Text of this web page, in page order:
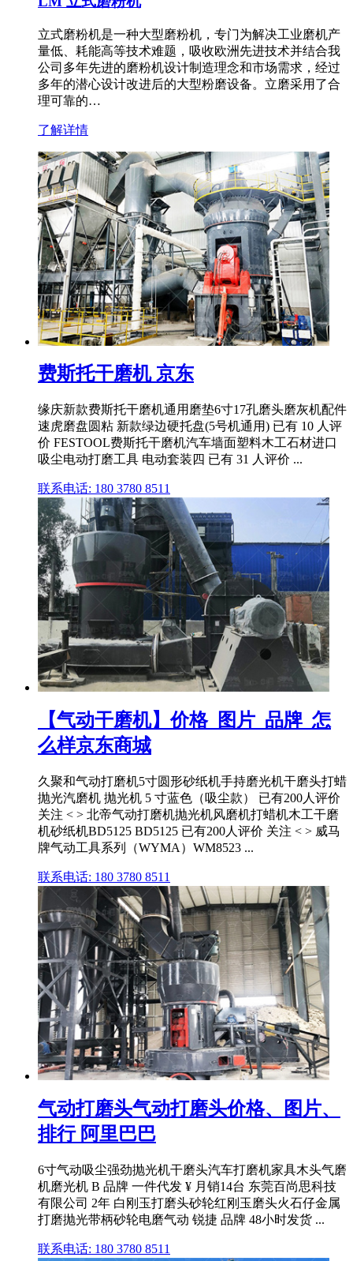
立式磨粉机是一种大型磨粉机，专门为解决工业磨机产
量低、耗能高等技术难题，吸收欧洲先进技术并结合我
公司多年先进的磨粉机设计制造理念和市场需求，经过
多年的潜心设计改进后的大型粉磨设备。立磨采用了合
理可靠的…
了解详情
费斯托干磨机 京东
缘庆新款费斯托干磨机通用磨垫6寸17孔磨头磨灰机配件
速虎磨盘圆粘 新款绿边硬托盘(5号机通用) 已有 10 人评
价 FESTOOL费斯托干磨机汽车墙面塑料木工石材进口
吸尘电动打磨工具 电动套装四 已有 31 人评价 ...
联系电话: 180 3780 8511
【气动干磨机】价格_图片_品牌_怎
么样京东商城
久聚和气动打磨机5寸圆形砂纸机手持磨光机干磨头打蜡
抛光汽磨机 抛光机 5 寸蓝色（吸尘款） 已有200人评价
关注 < > 北帝气动打磨机抛光机风磨机打蜡机木工干磨
机砂纸机BD5125 BD5125 已有200人评价 关注 < > 威马
牌气动工具系列（WYMA）WM8523 ...
联系电话: 180 3780 8511
气动打磨头气动打磨头价格、图片、
排行 阿里巴巴
6寸气动吸尘强劲抛光机干磨头汽车打磨机家具木头气磨
机磨光机 B 品牌 一件代发 ¥ 月销14台 东莞百尚思科技
有限公司 2年 白刚玉打磨头砂轮红刚玉磨头火石仔金属
打磨抛光带柄砂轮电磨气动 锐捷 品牌 48小时发货 ...
联系电话: 180 3780 8511